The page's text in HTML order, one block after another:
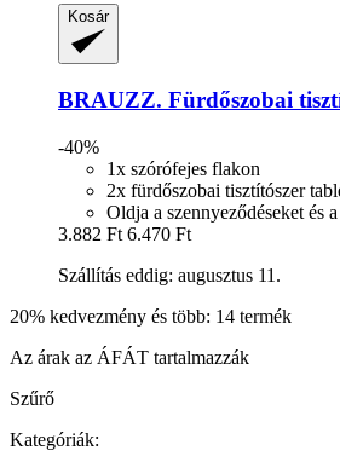
Kosár
BRAUZZ. Fürdőszobai
-40%
1x szórófejes flakon
2x fürdőszobai tisztítószer
Oldja a szennyeződéseket és
3.882 Ft 6.470 Ft
Szállítás eddig: augusztus 11.
20% kedvezmény és több: 14 termék
Az árak az ÁFÁT tartalmazzák
Szűrő
Kategóriák: